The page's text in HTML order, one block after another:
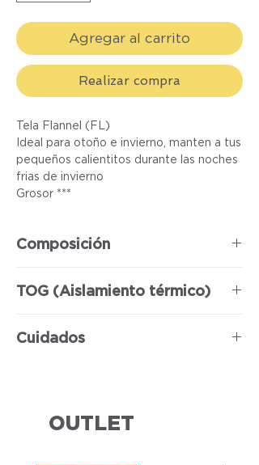
Agregar al carrito
Realizar compra
Tela Flannel (FL)
Ideal para otoño e invierno, manten a tus
pequeños calientitos durante las noches
frias de invierno
Grosor ***
Composición
TOG (Aislamiento térmico)
Cuidados
OUTLET